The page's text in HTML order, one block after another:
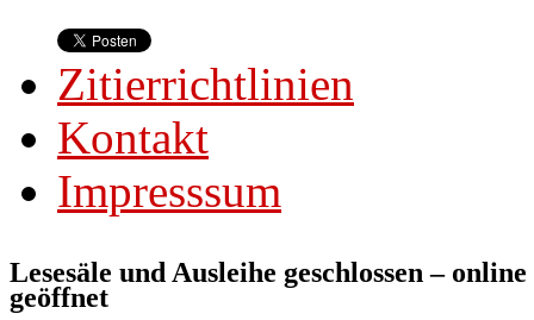
Zitierrichtlinien
Kontakt
Impresssum
Lesesäle und Ausleihe geschlossen – online
geöffnet